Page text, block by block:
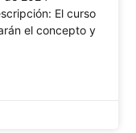
El curso
el concepto y